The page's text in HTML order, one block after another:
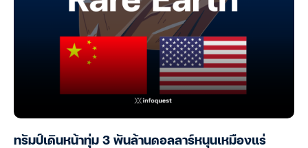
ทรัมป์เดินหน้าทุ่ม 3 พันล้านดอลลาร์หนุนเหมืองแร่